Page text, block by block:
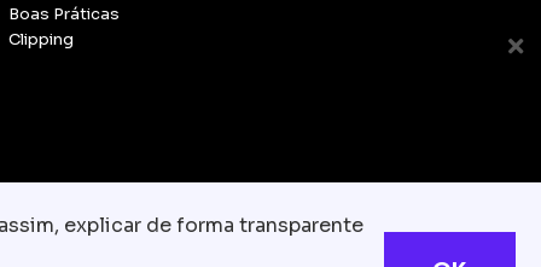
Boas Práticas
Clipping
explicar de forma transparente